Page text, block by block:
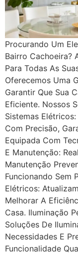
Procurando Um
Bairro Cachoeira?
Para Todas As
Oferecemos Uma
Garantir Que Sua
Eficiente. Nossos
Sistemas
Com Precisão,
Equipada Com
E Manutenção:
Manutenção
Funcionando Sem
Elétricos:
Melhorar A
Casa. Iluminação
Soluções De
Necessidades E
Funcionalidade